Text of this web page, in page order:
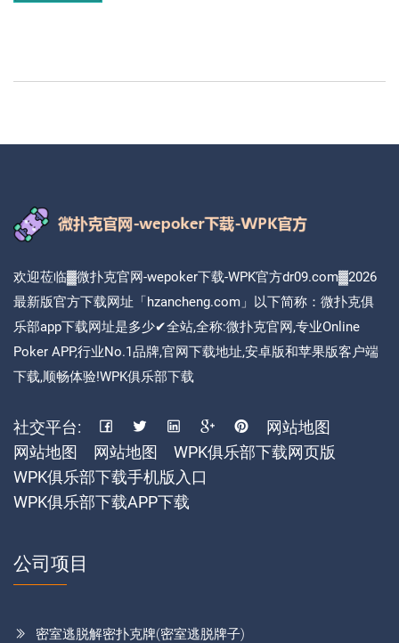
欢迎莅临▓微扑克官网-wepoker下载-WPK官方dr09.com▓2026
最新版官方下载网址「hzancheng.com」以下简称：微扑克俱
乐部app下载网址是多少✔全站,全称:微扑克官网,专业Online
Poker APP,行业No.1品牌,官网下载地址,安卓版和苹果版客户端
下载,顺畅体验!WPK俱乐部下载
社交平台:
网站地图
网站地图
网站地图
WPK俱乐部下载网页版
WPK俱乐部下载手机版入口
WPK俱乐部下载APP下载
公司项目
密室逃脱解密扑克牌(密室逃脱牌子)